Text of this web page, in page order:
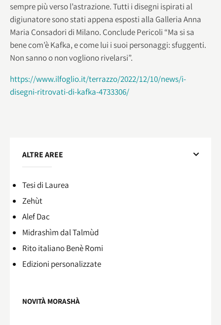
sempre più verso l’astrazione. Tutti i disegni ispirati al
digiunatore sono stati appena esposti alla Galleria Anna
Maria Consadori di Milano. Conclude Pericoli “Ma si sa
bene com’è Kafka, e come lui i suoi personaggi: sfuggenti.
Non sanno o non vogliono rivelarsi”.
https://www.ilfoglio.it/terrazzo/2022/12/10/news/i-
disegni-ritrovati-di-kafka-4733306/
ALTRE AREE
Tesi di Laurea
Zehùt
Alef Dac
Midrashìm dal Talmùd
Rito italiano Benè Romi​
Edizioni personalizzate
NOVITÀ MORASHÀ